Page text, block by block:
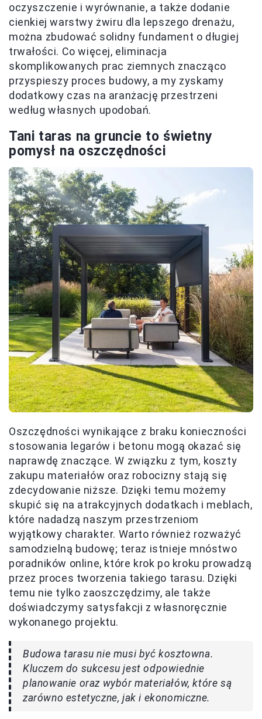
oczyszczenie i wyrównanie, a także dodanie
cienkiej warstwy żwiru dla lepszego drenażu,
można zbudować solidny fundament o długiej
trwałości. Co więcej, eliminacja
skomplikowanych prac ziemnych znacząco
przyspieszy proces budowy, a my zyskamy
dodatkowy czas na aranżację przestrzeni
według własnych upodobań.
Tani taras na gruncie to świetny
pomysł na oszczędności
Oszczędności wynikające z braku konieczności
stosowania legarów i betonu mogą okazać się
naprawdę znaczące. W związku z tym, koszty
zakupu materiałów oraz robocizny stają się
zdecydowanie niższe. Dzięki temu możemy
skupić się na atrakcyjnych dodatkach i meblach,
które nadadzą naszym przestrzeniom
wyjątkowy charakter. Warto również rozważyć
samodzielną budowę; teraz istnieje mnóstwo
poradników online, które krok po kroku prowadzą
przez proces tworzenia takiego tarasu. Dzięki
temu nie tylko zaoszczędzimy, ale także
doświadczymy satysfakcji z własnoręcznie
wykonanego projektu.
Budowa tarasu nie musi być kosztowna.
Kluczem do sukcesu jest odpowiednie
planowanie oraz wybór materiałów, które są
zarówno estetyczne, jak i ekonomiczne.